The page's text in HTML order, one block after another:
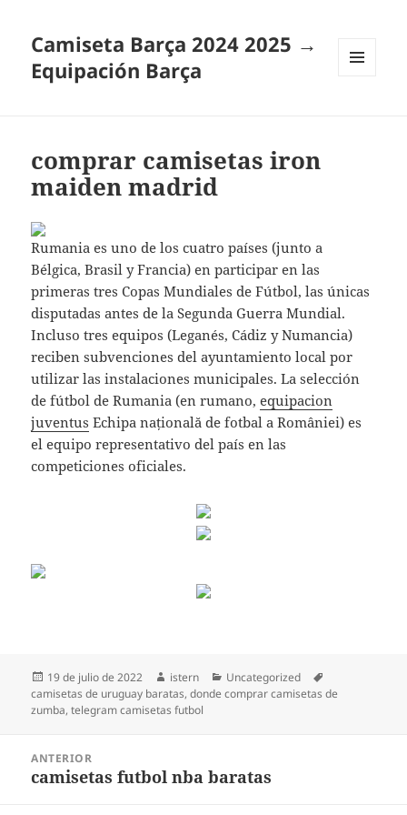
Camiseta Barça 2024 2025 →
Equipación Barça
comprar camisetas iron
maiden madrid
Rumania es uno de los cuatro países (junto a
Bélgica, Brasil y Francia) en participar en las
primeras tres Copas Mundiales de Fútbol, las únicas
disputadas antes de la Segunda Guerra Mundial.
Incluso tres equipos (Leganés, Cádiz y Numancia)
reciben subvenciones del ayuntamiento local por
utilizar las instalaciones municipales. La selección
de fútbol de Rumania (en rumano,equipacion
juventus Echipa națională de fotbal a României) es
el equipo representativo del país en las
competiciones oficiales.
Publicado
el
19 de julio de 2022 Autor
istern Categorías
Uncategorized
camisetas de uruguay baratas,donde comprar camisetas de
zumba,telegram camisetas futbol
entradas
ANTERIOR
Entrada
camisetas futbol nba baratas